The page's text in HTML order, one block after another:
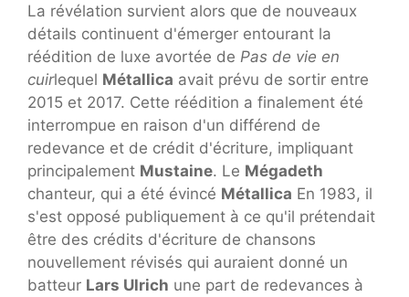
La révélation survient alors que de nouveaux
détails continuent d'émerger entourant la
réédition de luxe avortée de Pas de vie en
cuirlequel Métallica avait prévu de sortir entre
2015 et 2017. Cette réédition a finalement été
interrompue en raison d'un différend de
redevance et de crédit d'écriture, impliquant
principalement Mustaine. Le Mégadeth
chanteur, qui a été évincé Métallica En 1983, il
s'est opposé publiquement à ce qu'il prétendait
être des crédits d'écriture de chansons
nouvellement révisés qui auraient donné un
batteur Lars Ulrich une part de redevances à